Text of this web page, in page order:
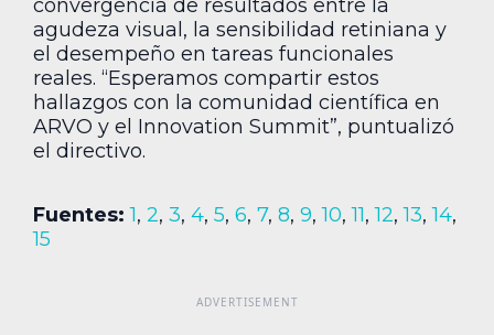
convergencia de resultados entre la
agudeza visual, la sensibilidad retiniana y
el desempeño en tareas funcionales
reales. “Esperamos compartir estos
hallazgos con la comunidad científica en
ARVO y el Innovation Summit”, puntualizó
el directivo.
Fuentes: 1, 2, 3, 4, 5, 6, 7, 8, 9,10,11,12,13,14,
15